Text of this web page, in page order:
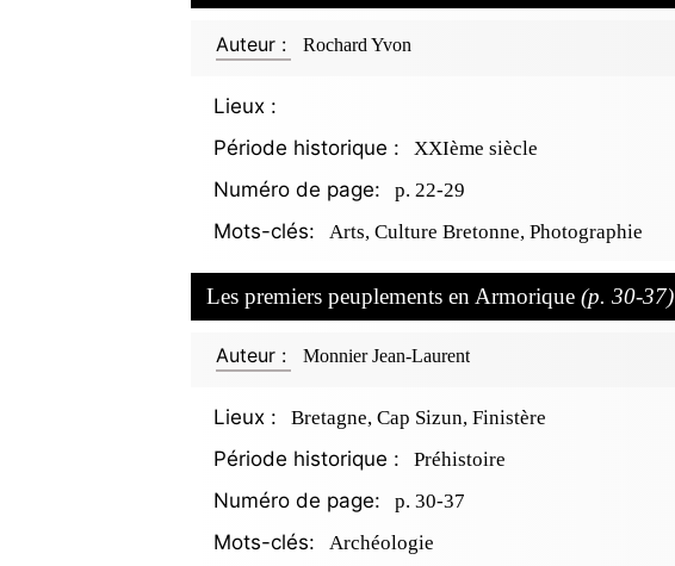
Auteur : Rochard Yvon
Lieux :
Période historique :
XXIème siècle
Numéro de page: p. 22-29
Mots-clés: Arts, Culture Bretonne, Photographie
Les premiers peuplements en Armorique (p. 30-37)
Auteur : Monnier Jean-Laurent
Lieux : Bretagne, Cap Sizun, Finistère
Période historique : Préhistoire
Numéro de page: p. 30-37
Mots-clés: Archéologie